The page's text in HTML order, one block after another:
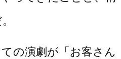
の演劇が「お客さん